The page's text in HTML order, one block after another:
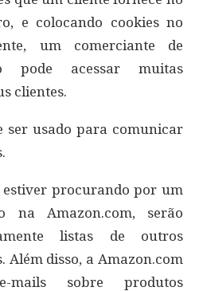
e colocando cookies no
um comerciante de
pode acessar muitas
clientes.
ser usado para comunicar
estiver procurando por um
na Amazon.com, serão
listas de outros
Além disso, a Amazon.com
mails sobre produtos